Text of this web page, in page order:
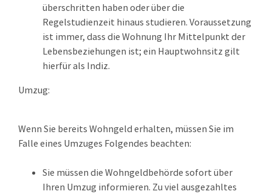
überschritten haben oder über die
Regelstudienzeit hinaus studieren. Voraussetzung
ist immer, dass die Wohnung Ihr Mittelpunkt der
Lebensbeziehungen ist; ein Hauptwohnsitz gilt
hierfür als Indiz.
Umzug:
Wenn Sie bereits Wohngeld erhalten, müssen Sie im
Falle eines Umzuges Folgendes beachten:
Sie müssen die Wohngeldbehörde sofort über
Ihren Umzug informieren. Zu viel ausgezahltes